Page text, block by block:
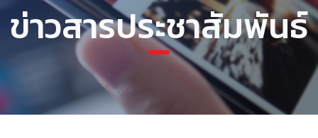
ข่าวสารประชาสัมพันธ์